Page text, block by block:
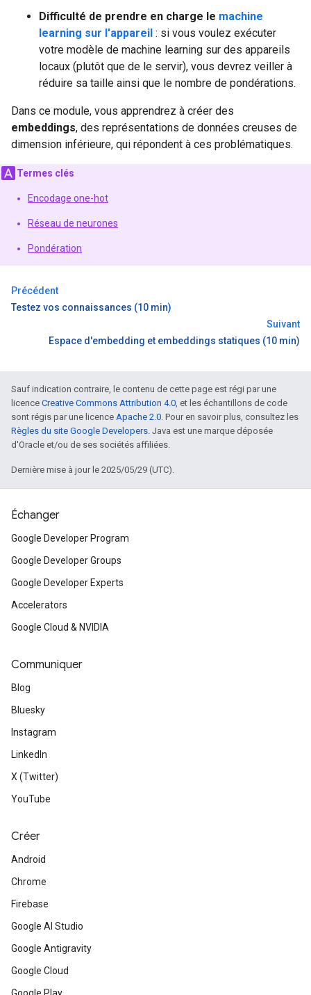
Difficulté de prendre en charge le machine
learning sur l'appareil : si vous voulez exécuter
votre modèle de machine learning sur des appareils
locaux (plutôt que de le servir), vous devrez veiller à
réduire sa taille ainsi que le nombre de pondérations.
Dans ce module, vous apprendrez à créer des
embeddings, des représentations de données creuses de
dimension inférieure, qui répondent à ces problématiques.
Termes clés
Encodage one-hot
Réseau de neurones
Pondération
Précédent
Testez vos connaissances (10 min)
Suivant
Espace d'embedding et embeddings statiques (10 min)
Sauf indication contraire, le contenu de cette page est régi par une
licence Creative Commons Attribution 4.0 , et les échantillons de code
sont régis par une licence Apache 2.0 . Pour en savoir plus, consultez les
Règles du site Google Developers . Java est une marque déposée
d'Oracle et/ou de ses sociétés affiliées.
Dernière mise à jour le 2025/05/29 (UTC).
Échanger
Google Developer Program
Google Developer Groups
Google Developer Experts
Accelerators
Google Cloud & NVIDIA
Communiquer
Blog
Bluesky
Instagram
LinkedIn
X (Twitter)
YouTube
Créer
Android
Chrome
Firebase
Google AI Studio
Google Antigravity
Google Cloud